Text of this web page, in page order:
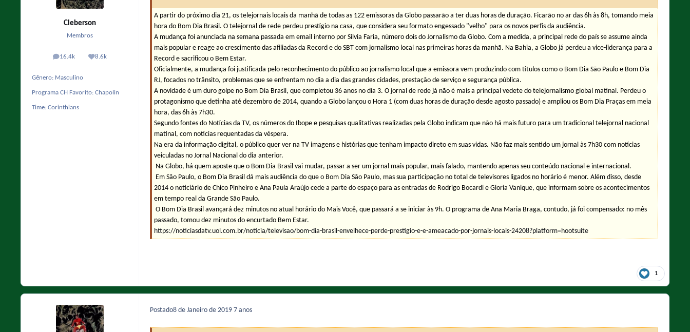
Cleberson
Membros
16.4k
posts 8.6k
Reputação
Gênero: Masculino
Programa CH Favorito: Chapolin
Time: Corinthians
A partir do próximo dia 21, os telejornais locais da manhã de todas as 122 emissoras da Globo passarão a ter duas horas de duração. Ficarão no ar das 6h às 8h, tomando meia
hora do Bom Dia Brasil. O telejornal de rede perdeu prestígio na casa, que considera seu formato engessado "velho" para os novos perfis da audiência.
A mudança foi anunciada na semana passada em email interno por Silvia Faria, número dois do Jornalismo da Globo. Com a medida, a principal rede do país se assume ainda
mais popular e reage ao crescimento das afiliadas da Record e do SBT com jornalismo local nas primeiras horas da manhã. Na Bahia, a Globo já perdeu a vice-liderança para a
Record e sacrificou o Bem Estar.
Oficialmente, a mudança foi justificada pelo reconhecimento do público ao jornalismo local que a emissora vem produzindo com títulos como o Bom Dia São Paulo e Bom Dia
RJ, focados no trânsito, problemas que se enfrentam no dia a dia das grandes cidades, prestação de serviço e segurança pública.
A novidade é um duro golpe no Bom Dia Brasil, que completou 36 anos no dia 3. O jornal de rede já não é mais a principal vedete do telejornalismo global matinal. Perdeu o
protagonismo que detinha até dezembro de 2014, quando a Globo lançou o Hora 1 (com duas horas de duração desde agosto passado) e ampliou os Bom Dia Praças em meia
hora, das 6h às 7h30.
Segundo fontes do Notícias da TV, os números do Ibope e pesquisas qualitativas realizadas pela Globo indicam que não há mais futuro para um tradicional telejornal nacional
matinal, com notícias requentadas da véspera.
Na era da informação digital, o público quer ver na TV imagens e histórias que tenham impacto direto em suas vidas. Não faz mais sentido um jornal às 7h30 com notícias
veiculadas no Jornal Nacional do dia anterior.
Na Globo, há quem aposte que o Bom Dia Brasil vai mudar, passar a ser um jornal mais popular, mais falado, mantendo apenas seu conteúdo nacional e internacional.
Em São Paulo, o Bom Dia Brasil dá mais audiência do que o Bom Dia São Paulo, mas sua participação no total de televisores ligados no horário é menor. Além disso, desde
2014 o noticiário de Chico Pinheiro e Ana Paula Araújo cede a parte do espaço para as entradas de Rodrigo Bocardi e Gloria Vanique, que informam sobre os acontecimentos
em tempo real da Grande São Paulo.
O Bom Dia Brasil avançará dez minutos no atual horário do Mais Você, que passará a se iniciar às 9h. O programa de Ana Maria Braga, contudo, já foi compensado: no mês
passado, tomou dez minutos do encurtado Bem Estar.
https://noticiasdatv.uol.com.br/noticia/televisao/bom-dia-brasil-envelhece-perde-prestigio-e-e-ameacado-por-jornais-locais-24208?platform=hootsuite
1
Postado8 de Janeiro de 2019 7 anos